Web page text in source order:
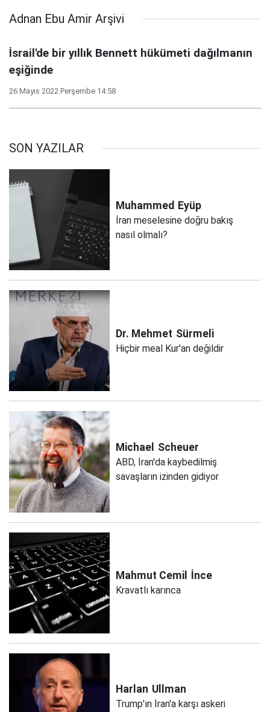
Adnan Ebu Amir Arşivi
İsrail'de bir yıllık Bennett hükümeti dağılmanın
eşiğinde
26 Mayıs 2022 Perşembe 14:58
SON YAZILAR
Muhammed Eyüp
İran meselesine doğru bakış
nasıl olmalı?
Dr. Mehmet Sürmeli
Hiçbir meal Kur'an değildir
Michael Scheuer
ABD, İran'da kaybedilmiş
savaşların izinden gidiyor
Mahmut Cemil İnce
Kravatlı karınca
Harlan Ullman
Trump'ın İran'a karşı askeri